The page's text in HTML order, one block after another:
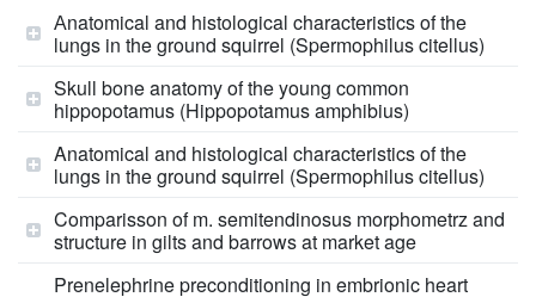
Аnatomical and histological characteristics of the
lungs in the ground squirrel (Spermophilus citellus)
Skull bone anatomy of the young common
hippopotamus (Hippopotamus amphibius)
Anatomical and histological characteristics of the
lungs in the ground squirrel (Spermophilus citellus)
Comparisson of m. semitendinosus morphometrz and
structure in gilts and barrows at market age
Prenelephrine preconditioning in embrionic heart